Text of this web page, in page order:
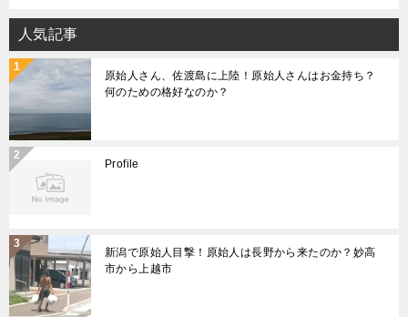
人気記事
原始人さん、佐渡島に上陸！原始人さんはお金持ち？
何のための格好なのか？
Profile
新潟で原始人目撃！原始人は長野から来たのか？妙高
市から上越市